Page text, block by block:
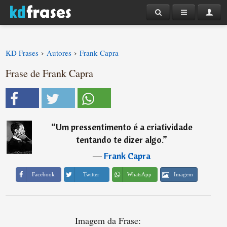
KD Frases › Autores › Frank Capra
Frase de Frank Capra
“Um pressentimento é a criatividade
tentando te dizer algo.”
―Frank Capra
Facebook Twitter WhatsApp Imagem
Imagem da Frase: